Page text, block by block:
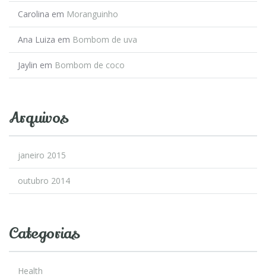
Carolina em Moranguinho
Ana Luiza em Bombom de uva
Jaylin em Bombom de coco
Arquivos
janeiro 2015
outubro 2014
Categorias
Health